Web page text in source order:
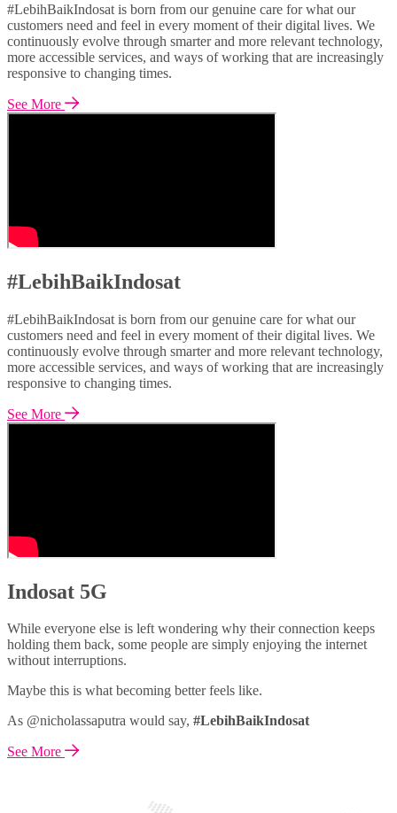
#LebihBaikIndosat is born from our genuine care for what our
customers need and feel in every moment of their digital lives. We
continuously evolve through smarter and more relevant technology,
more accessible services, and ways of working that are increasingly
responsive to changing times.
See More
#LebihBaikIndosat
#LebihBaikIndosat is born from our genuine care for what our
customers need and feel in every moment of their digital lives. We
continuously evolve through smarter and more relevant technology,
more accessible services, and ways of working that are increasingly
responsive to changing times.
See More
Indosat 5G
While everyone else is left wondering why their connection keeps
holding them back, some people are simply enjoying the internet
without interruptions.
Maybe this is what becoming better feels like.
As @nicholassaputra would say, #LebihBaikIndosat
See More